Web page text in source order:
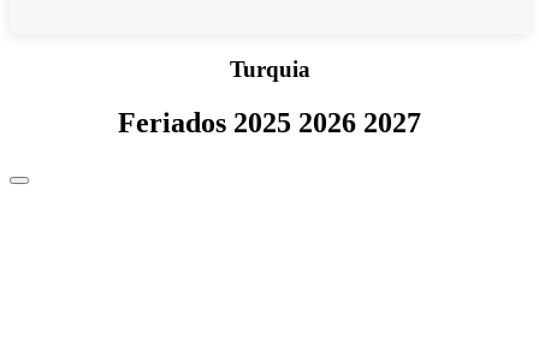
Turquia
Feriados 2025 2026 2027